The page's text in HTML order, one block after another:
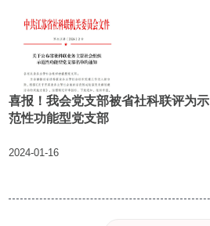
喜报！我会党支部被省社科联评为示
范性功能型党支部
2024-01-16